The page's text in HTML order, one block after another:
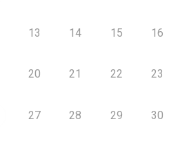
13 14 15 16
20 21 22 23
27 28 29 30